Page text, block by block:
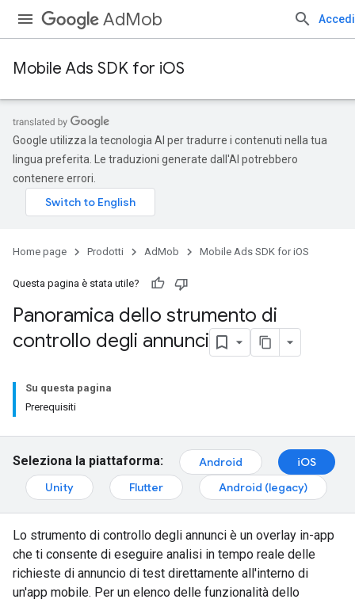
AdMob Accedi
Mobile Ads SDK for iOS
Google utilizza la tecnologia AI per tradurre i contenuti nella tua
lingua preferita. Le traduzioni generate dall'AI potrebbero
contenere errori.
Home page Prodotti AdMob Mobile Ads SDK for iOS
Questa pagina è stata utile?
Panoramica dello strumento di
controllo degli annunci
Su questa pagina
Prerequisiti
Seleziona la piattaforma: Android
iOS
Unity
Flutter Android (legacy)
Lo strumento di controllo degli annunci è un overlay in-app
che ti consente di eseguire analisi in tempo reale delle
richieste di annuncio di test direttamente all'interno di
un'app mobile. Per un elenco delle funzionalità dello